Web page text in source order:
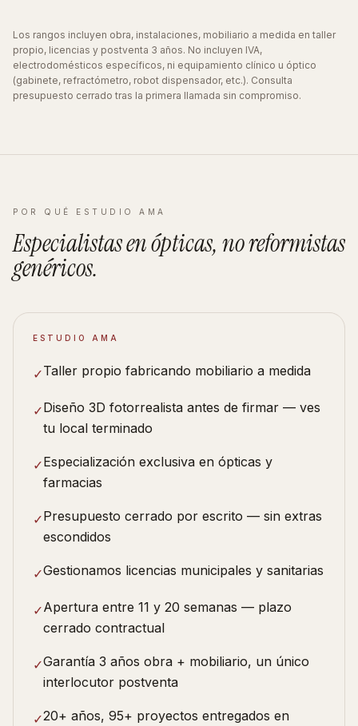
Los rangos incluyen obra, instalaciones, mobiliario a medida en taller
propio, licencias y postventa 3 años. No incluyen IVA,
electrodomésticos específicos, ni equipamiento clínico u óptico
(gabinete, refractómetro, robot dispensador, etc.). Consulta
presupuesto cerrado tras la primera llamada sin compromiso.
POR QUÉ ESTUDIO AMA
Especialistas enópticas, no reformistas
genéricos.
ESTUDIO AMA
✓Taller propio fabricando mobiliario a medida
✓Diseño 3D fotorrealista antes de firmar — ves
tu local terminado
✓Especialización exclusiva en ópticas y
farmacias
✓Presupuesto cerrado por escrito — sin extras
escondidos
✓Gestionamos licencias municipales y sanitarias
✓Apertura entre 11 y 20 semanas — plazo
cerrado contractual
✓Garantía 3 años obra + mobiliario, un único
interlocutor postventa
✓20+ años, 95+ proyectos entregados en